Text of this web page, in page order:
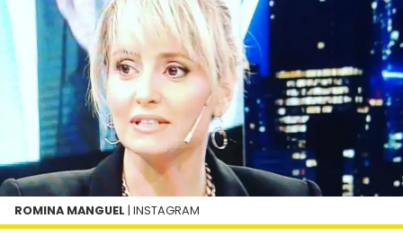
ROMINA MANGUEL | INSTAGRAM